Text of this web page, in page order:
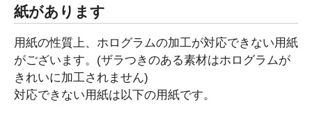
紙があります
用紙の性質上、ホログラムの加工が対応できない用紙
がございます。(ザラつきのある素材はホログラムが
きれいに加工されません)
対応できない用紙は以下の用紙です。